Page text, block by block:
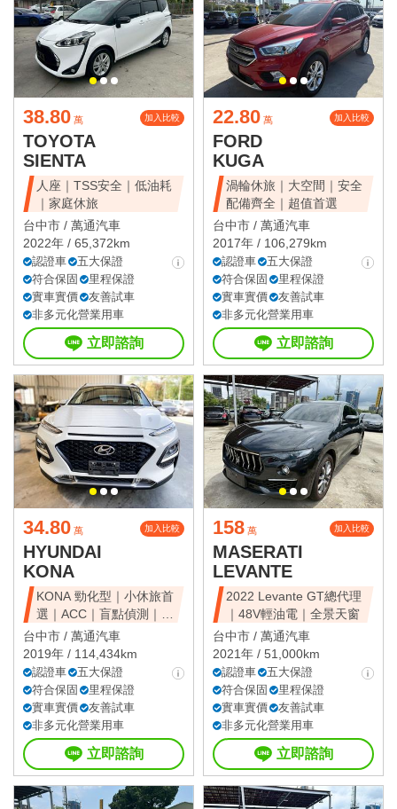
38.80 萬 加入比較
TOYOTA
SIENTA
人座｜TSS安全｜低油耗
｜家庭休旅
台中市 / 萬通汽車
2022年 / 65,372km
認證車
五大保證
符合保固
里程保證
實車實價
友善試車
非多元化營業用車
立即諮詢
22.80 萬 加入比較
FORD
KUGA
渦輪休旅｜大空間｜安全
配備齊全｜超值首選
台中市 / 萬通汽車
2017年 / 106,279km
認證車
五大保證
符合保固
里程保證
實車實價
友善試車
非多元化營業用車
立即諮詢
34.80 萬 加入比較
HYUNDAI
KONA
KONA 勁化型｜小休旅首
選｜ACC｜盲點偵測｜省
油好開
台中市 / 萬通汽車
2019年 / 114,434km
認證車
五大保證
符合保固
里程保證
實車實價
友善試車
非多元化營業用車
立即諮詢
158 萬 加入比較
MASERATI
LEVANTE
2022 Levante GT總代理
｜48V輕油電｜全景天窗
台中市 / 萬通汽車
2021年 / 51,000km
認證車
五大保證
符合保固
里程保證
實車實價
友善試車
非多元化營業用車
立即諮詢